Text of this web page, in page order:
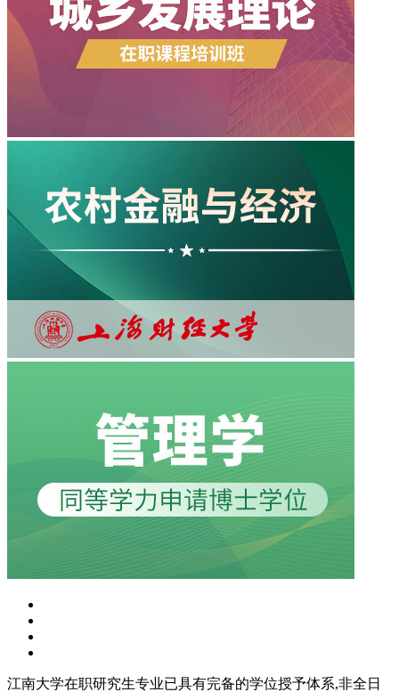
江南大学在职研究生专业已具有完备的学位授予体系,非全日